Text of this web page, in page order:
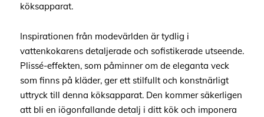
köksapparat.
Inspirationen från modevärlden är tydlig i
vattenkokarens detaljerade och sofistikerade utseende.
Plissé-effekten, som påminner om de eleganta veck
som finns på kläder, ger ett stilfullt och konstnärligt
uttryck till denna köksapparat. Den kommer säkerligen
att bli en iögonfallande detalj i ditt kök och imponera